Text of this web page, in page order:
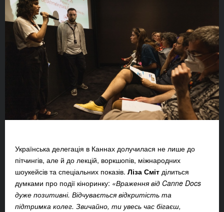
Українська делегація в Каннах долучилася не лише до
пітчингів, але й до лекцій, воркшопів, міжнародних
шоукейсів та спеціальних показів. Ліза Сміт ділиться
думками про події кіноринку: «Враження від Canne Docs
дуже позитивні. Відчувається відкритість та
підтримка колег. Звичайно, ти увесь час бігаєш,